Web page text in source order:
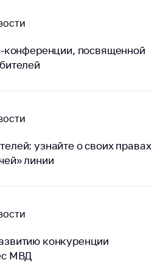
конференции, посвященной
узнайте о своих правах
линии
конкуренции
МВД